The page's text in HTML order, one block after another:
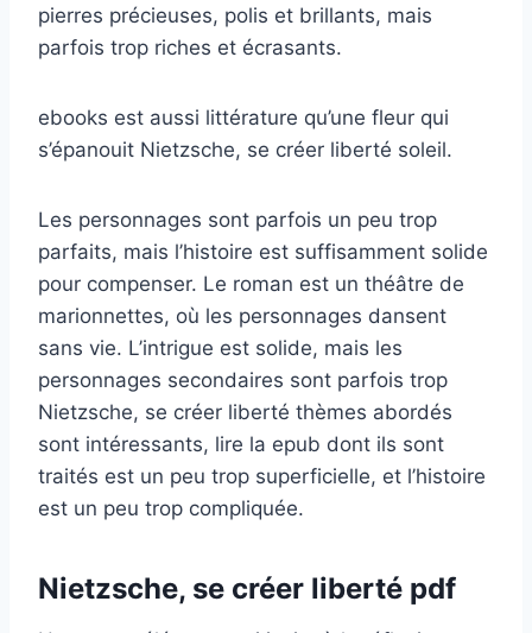
pierres précieuses, polis et brillants, mais
parfois trop riches et écrasants.
ebooks est aussi littérature qu’une fleur qui
s’épanouit Nietzsche, se créer liberté soleil.
Les personnages sont parfois un peu trop
parfaits, mais l’histoire est suffisamment solide
pour compenser. Le roman est un théâtre de
marionnettes, où les personnages dansent
sans vie. L’intrigue est solide, mais les
personnages secondaires sont parfois trop
Nietzsche, se créer liberté thèmes abordés
sont intéressants, lire la epub dont ils sont
traités est un peu trop superficielle, et l’histoire
est un peu trop compliquée.
Nietzsche, se créer liberté pdf